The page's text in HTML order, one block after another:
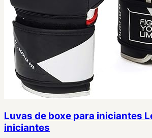
Luvas de boxe para iniciantes
iniciantes